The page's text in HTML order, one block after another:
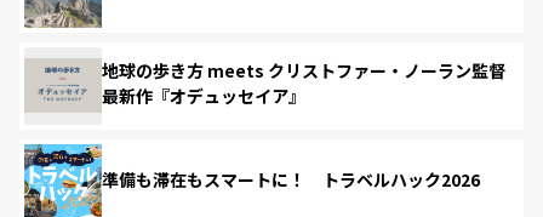
地球の歩き方 meets クリストファー・ノーラン監督
最新作『オデュッセイア』
準備も滞在もスマートに！ トラベルハック2026